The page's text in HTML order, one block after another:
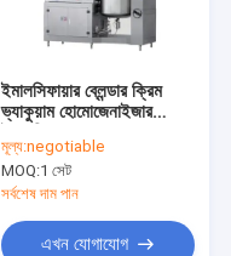
ইমালসিফায়ার ব্লেন্ডার ক্রিম
ভ্যাকুয়াম হোমোজেনাইজার
মূল্য:negotiable
MOQ:1 সেট
সর্বশেষ দাম পান
এখন যোগাযোগ